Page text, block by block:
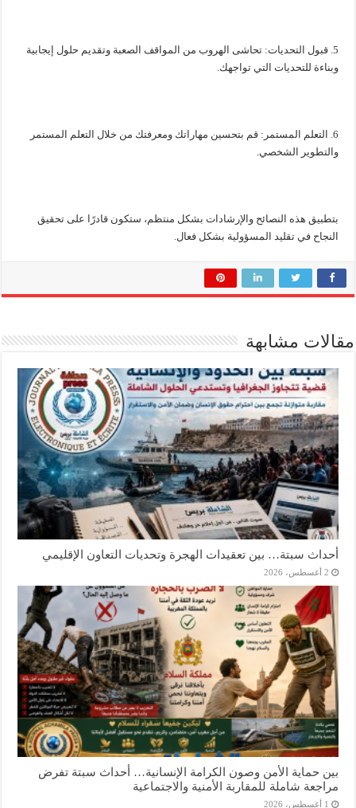
5. قبول التحديات: تحاشى الهروب من المواقف الصعبة وتقديم حلول إيجابية
وبناءة للتحديات التي تواجهك.
6. التعلم المستمر: قم بتحسين مهاراتك ومعرفتك من خلال التعلم المستمر
والتطوير الشخصي.
بتطبيق هذه النصائح والإرشادات بشكل منتظم، ستكون قادرًا على تحقيق
النجاح في تقليد المسؤولية بشكل فعال.
مقالات مشابهة
أحداث سبتة… بين تعقيدات الهجرة وتحديات التعاون الإقليمي
2 أغسطس، 2026
بين حماية الأمن وصون الكرامة الإنسانية… أحداث سبتة تفرض
مراجعة شاملة للمقاربة الأمنية والاجتماعية
1 أغسطس، 2026